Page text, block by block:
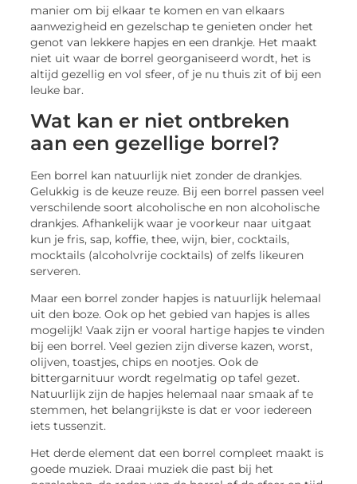
manier om bij elkaar te komen en van elkaars
aanwezigheid en gezelschap te genieten onder het
genot van lekkere hapjes en een drankje. Het maakt
niet uit waar de borrel georganiseerd wordt, het is
altijd gezellig en vol sfeer, of je nu thuis zit of bij een
leuke bar.
Wat kan er niet ontbreken
aan een gezellige borrel?
Een borrel kan natuurlijk niet zonder de drankjes.
Gelukkig is de keuze reuze. Bij een borrel passen veel
verschilende soort alcoholische en non alcoholische
drankjes. Afhankelijk waar je voorkeur naar uitgaat
kun je fris, sap, koffie, thee, wijn, bier, cocktails,
mocktails (alcoholvrije cocktails) of zelfs likeuren
serveren.
Maar een borrel zonder hapjes is natuurlijk helemaal
uit den boze. Ook op het gebied van hapjes is alles
mogelijk! Vaak zijn er vooral hartige hapjes te vinden
bij een borrel. Veel gezien zijn diverse kazen, worst,
olijven, toastjes, chips en nootjes. Ook de
bittergarnituur wordt regelmatig op tafel gezet.
Natuurlijk zijn de hapjes helemaal naar smaak af te
stemmen, het belangrijkste is dat er voor iedereen
iets tussenzit.
Het derde element dat een borrel compleet maakt is
goede muziek. Draai muziek die past bij het